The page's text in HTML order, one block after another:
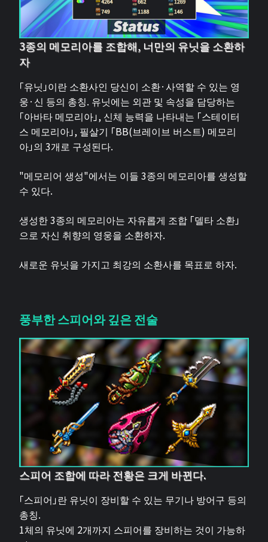
3종의 메모리아를 조합해, 너만의 유닛을 소환하
자
「유닛」이란 소환사인 당신이 소환·사역할 수 있는 영
웅·신 등의 총칭. 유닛에는 외관 및 속성을 담당하는
「아바타 메모리아」, 신체 능력을 나타내는 「스테이터
스 메모리아」, 필살기 「BB(브레이브 버스트) 메모리
아」의 3개로 구성된다.
"메모리어 생성"에서는 이들 3종의 메모리아를 생성할
수 있다.
생성한 3종의 메모리아는 자유롭게 조합 「델타 소환」
으로 자신 취향의 영웅을 소환하자.
새로운 유닛을 가지고 최강의 소환사를 목표로 하자.
풍부한 스피어와 깊은 전술
스피어 조합에 따라 전황은 크게 바뀐다.
「스피어」란 유닛이 장비할 수 있는 무기나 방어구 등의
총칭.
1체의 유닛에 2개까지 스피어를 장비하는 것이 가능하